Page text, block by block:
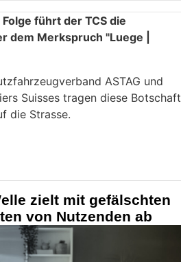
führt der TCS die
dem Merkspruch "Luege |
ASTAG und
Suisses tragen diese Botschaft
die Strasse.
zielt mit gefälschten
von Nutzenden ab